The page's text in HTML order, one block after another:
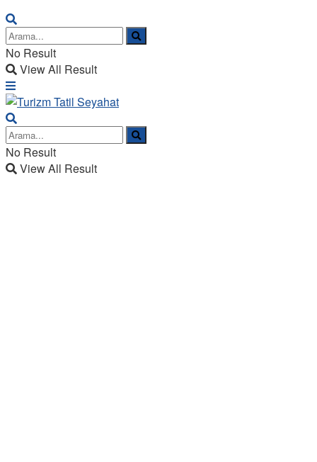
No Result
View All Result
No Result
View All Result